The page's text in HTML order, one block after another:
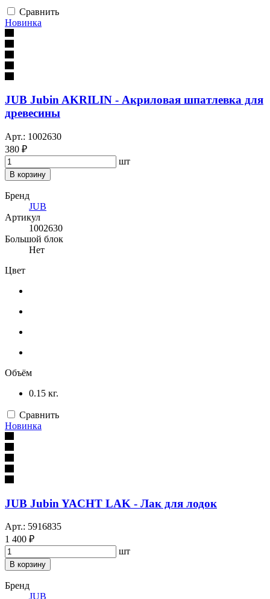
Сравнить
Новинка
JUB Jubin AKRILIN - Акриловая шпатлевка для
древесины
Арт.: 1002630
380 ₽
шт
В корзину
Бренд
JUB
Артикул
1002630
Большой блок
Нет
Цвет
Объём
0.15 кг.
Сравнить
Новинка
JUB Jubin YACHT LAK - Лак для лодок
Арт.: 5916835
1 400 ₽
шт
В корзину
Бренд
JUB